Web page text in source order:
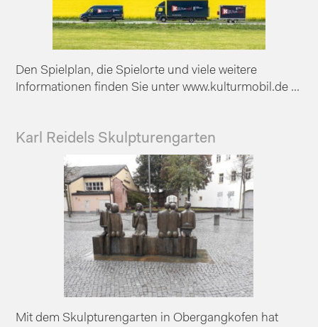
Den Spielplan, die Spielorte und viele weitere
Informationen finden Sie unter www.kulturmobil.de ...
Karl Reidels Skulpturengarten
Mit dem Skulpturengarten in Obergangkofen hat